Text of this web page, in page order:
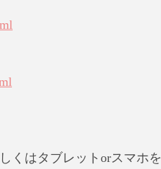
くはタブレットorスマホを